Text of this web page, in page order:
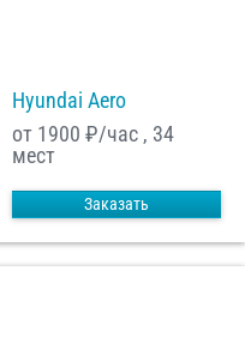
Hyundai Aero
от 1900 ₽/час , 34
мест
Заказать